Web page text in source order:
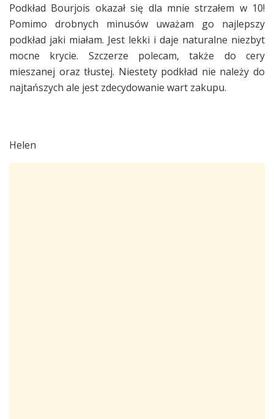
Podkład Bourjois okazał się dla mnie strzałem w 10!
Pomimo drobnych minusów uważam go najlepszy
podkład jaki miałam. Jest lekki i daje naturalne niezbyt
mocne krycie. Szczerze polecam, także do cery
mieszanej oraz tłustej. Niestety podkład nie należy do
najtańszych ale jest zdecydowanie wart zakupu.
Helen